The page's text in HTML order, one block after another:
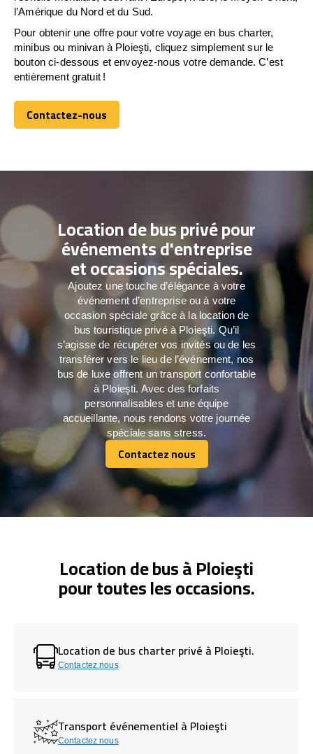
l’Amérique du Nord et du Sud.
Pour obtenir une offre pour votre voyage en bus charter,
minibus ou minivan à Ploieşti, cliquez simplement sur le
bouton ci-dessous et envoyez-nous votre demande. C’est
entièrement gratuit !
Contactez-nous
Contactez-nous
Location de bus privé pour
événements d'entreprise
et occasions spéciales.
Ajoutez une touche d’élégance à votre
événement d’entreprise ou à votre
occasion spéciale grâce à la location de
bus touristique privé à Ploieşti. Qu’il
s’agisse de récupérer vos invités ou de les
transférer vers le lieu de l’événement, nos
bus de luxe offrent un transport confortable
à Ploieşti. Avec des forfaits
personnalisables et une équipe
accueillante, nous rendons votre journée
spéciale sans stress.
Contactez nous
Contactez nous
Location de bus à Ploieşti
pour toutes les occasions.
Location de bus charter privé à Ploieşti.
Contactez nous
Transport événementiel à Ploieşti
Contactez nous